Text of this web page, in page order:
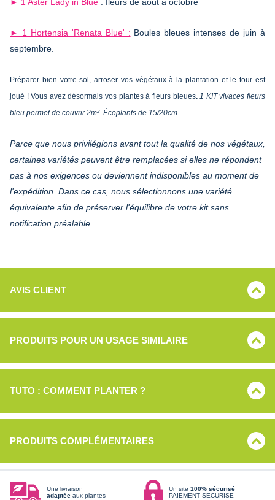
► 1 Hortensia 'Renata Blue' : Boules bleues intenses de juin à
septembre.
Préparer bien votre sol, arroser vos végétaux à la plantation et le tour est
joué ! Vous avez désormais vos plantes à fleurs bleues. 1 KIT vivaces fleurs
bleu permet de couvrir 2m². Écoplants de 15/20cm
Parce que nous privilégions avant tout la qualité de nos végétaux,
certaines variétés peuvent être remplacées si elles ne répondent
pas à nos exigences ou deviennent indisponibles au moment de
l'expédition. Dans ce cas, nous sélectionnons une variété
équivalente afin de préserver l'équilibre de votre kit sans
notification préalable.
AVIS CLIENT
PRODUITS POUR UN USAGE SIMILAIRE
TUTO : COMMENT PLANTER ?
PRODUITS COMPLÉMENTAIRES
Une livraison
adaptée aux plantes
Un site 100% sécurisé
PAIEMENT SECURISE